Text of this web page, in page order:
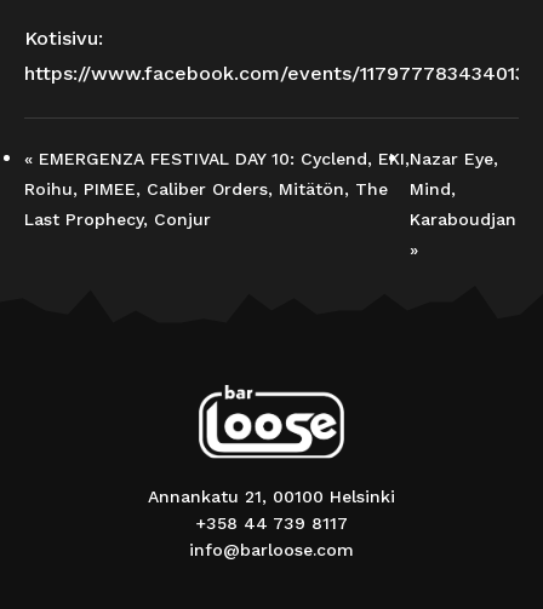
Kotisivu:
https://www.facebook.com/events/1179777834340134
« EMERGENZA FESTIVAL DAY 10: Cyclend, EKI,
Roihu, PIMEE, Caliber Orders, Mitätön, The
Last Prophecy, Conjur
Nazar Eye,
Mind,
Karaboudjan
»
Annankatu 21, 00100 Helsinki
+358 44 739 8117
info@barloose.com